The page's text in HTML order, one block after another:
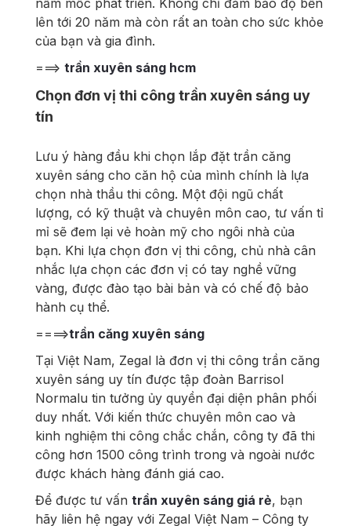
nấm mốc phát triển. Không chỉ đảm bảo độ bền
lên tới 20 năm mà còn rất an toàn cho sức khỏe
của bạn và gia đình.
===> trần xuyên sáng hcm
Chọn đơn vị thi công trần xuyên sáng uy
tín
Lưu ý hàng đầu khi chọn lắp đặt trần căng
xuyên sáng cho căn hộ của mình chính là lựa
chọn nhà thầu thi công. Một đội ngũ chất
lượng, có kỹ thuật và chuyên môn cao, tư vấn tỉ
mỉ sẽ đem lại vẻ hoàn mỹ cho ngôi nhà của
bạn. Khi lựa chọn đơn vị thi công, chủ nhà cân
nhắc lựa chọn các đơn vị có tay nghề vững
vàng, được đào tạo bài bản và có chế độ bảo
hành cụ thể.
====>trần căng xuyên sáng
Tại Việt Nam, Zegal là đơn vị thi công trần căng
xuyên sáng uy tín được tập đoàn Barrisol
Normalu tin tưởng ủy quyền đại diện phân phối
duy nhất. Với kiến thức chuyên môn cao và
kinh nghiệm thi công chắc chắn, công ty đã thi
công hơn 1500 công trình trong và ngoài nước
được khách hàng đánh giá cao.
Để được tư vấn trần xuyên sáng giá rẻ, bạn
hãy liên hệ ngay với Zegal Việt Nam – Công ty